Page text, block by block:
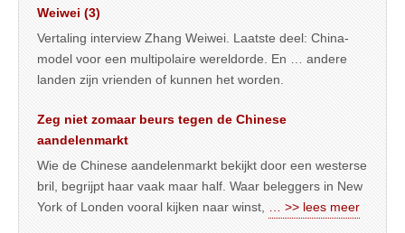
Weiwei (3)
Vertaling interview Zhang Weiwei. Laatste deel: China-
model voor een multipolaire wereldorde. En … andere
landen zijn vrienden of kunnen het worden.
Zeg niet zomaar beurs tegen de Chinese
aandelenmarkt
Wie de Chinese aandelenmarkt bekijkt door een westerse
bril, begrijpt haar vaak maar half. Waar beleggers in New
York of Londen vooral kijken naar winst,
… >> lees meer